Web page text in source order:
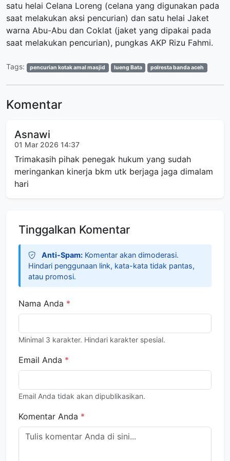
satu helai Celana Loreng (celana yang digunakan pada
saat melakukan aksi pencurian) dan satu helai Jaket
warna Abu-Abu dan Coklat (jaket yang dipakai pada
saat melakukan pencurian), pungkas AKP Rizu Fahmi.
Tags: pencurian kotak amal masjid lueng Bata polresta banda aceh
Komentar
Asnawi
01 Mar 2026 14:37
Trimakasih pihak penegak hukum yang sudah
meringankan kinerja bkm utk berjaga jaga dimalam
hari
Tinggalkan Komentar
Anti-Spam: Komentar akan dimoderasi.
Hindari penggunaan link, kata-kata tidak pantas,
atau promosi.
Nama Anda *
Minimal 3 karakter. Hindari karakter spesial.
Email Anda *
Email Anda tidak akan dipublikasikan.
Komentar Anda *